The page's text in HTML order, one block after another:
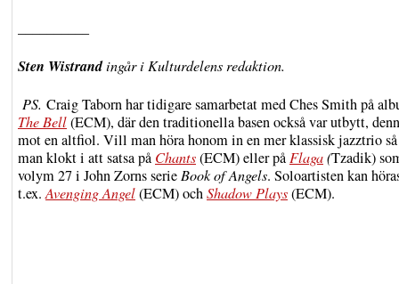
Sten Wistrandingår i Kulturdelens redaktion.
PS. Craig Taborn har tidigare samarbetat med Ches Smith på
The Bell(ECM), där den traditionella basen också var utbytt,
mot en altfiol. Vill man höra honom in en mer klassisk jazztrio
man klokt i att satsa på Chants(ECM) eller på Flaga(Tzadik)
volym 27 i John Zorns serie Book of Angels. Soloartisten kan
t.ex. Avenging Angel(ECM) ochShadow Plays(ECM).